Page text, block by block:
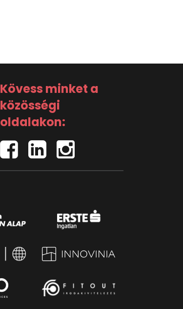
Kövess minket a
közösségi
oldalakon: